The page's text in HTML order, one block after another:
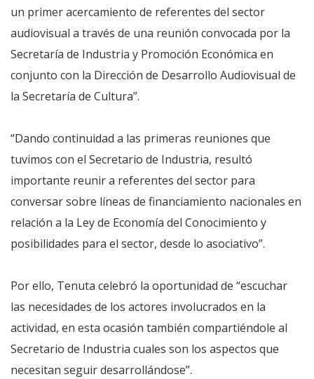
un primer acercamiento de referentes del sector
audiovisual a través de una reunión convocada por la
Secretaría de Industria y Promoción Económica en
conjunto con la Dirección de Desarrollo Audiovisual de
la Secretaría de Cultura”.
“Dando continuidad a las primeras reuniones que
tuvimos con el Secretario de Industria, resultó
importante reunir a referentes del sector para
conversar sobre líneas de financiamiento nacionales en
relación a la Ley de Economía del Conocimiento y
posibilidades para el sector, desde lo asociativo”.
Por ello, Tenuta celebró la oportunidad de “escuchar
las necesidades de los actores involucrados en la
actividad, en esta ocasión también compartiéndole al
Secretario de Industria cuales son los aspectos que
necesitan seguir desarrollándose”.